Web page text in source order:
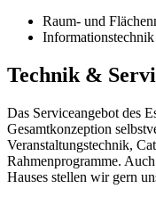
Raum- und
Technik &
Das Serviceangebot des
Gesamtkonzeption
Veranstaltungstechnik,
Rahmenprogramme.
Hauses stellen wir gern